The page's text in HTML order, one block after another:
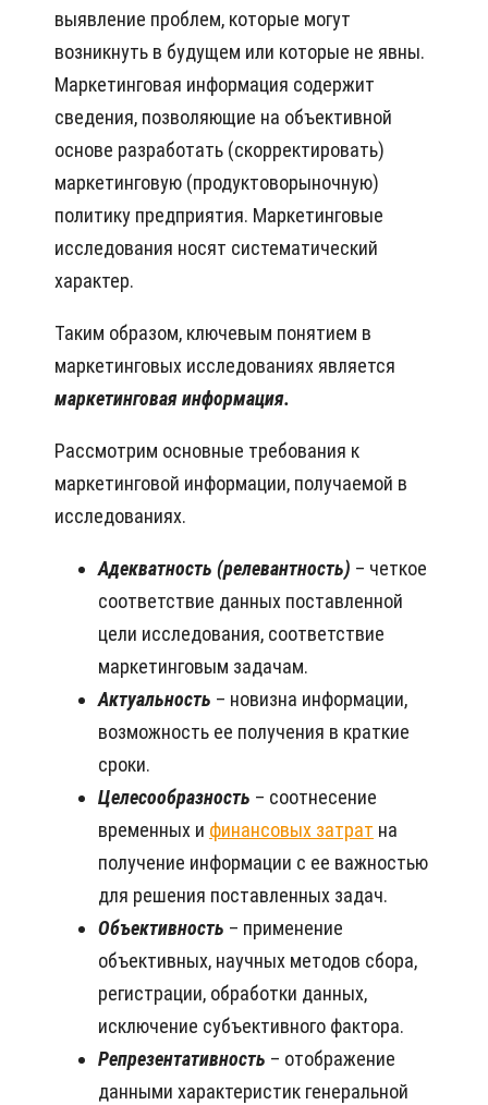
выявление проблем, которые могут
возникнуть в будущем или которые не явны.
Маркетинговая информация содержит
сведения, позволяющие на объективной
основе разработать (скорректировать)
маркетинговую (продуктоворыночную)
политику предприятия. Маркетинговые
исследования носят систематический
характер.
Таким образом, ключевым понятием в
маркетинговых исследованиях является
маркетинговая информация.
Рассмотрим основные требования к
маркетинговой информации, получаемой в
исследованиях.
Адекватность (релевантность) – четкое
соответствие данных поставленной
цели исследования, соответствие
маркетинговым задачам.
Актуальность – новизна информации,
возможность ее получения в краткие
сроки.
Целесообразность – соотнесение
временных и финансовых затрат на
получение информации с ее важностью
для решения поставленных задач.
Объективность – применение
объективных, научных методов сбора,
регистрации, обработки данных,
исключение субъективного фактора.
Репрезентативность – отображение
данными характеристик генеральной